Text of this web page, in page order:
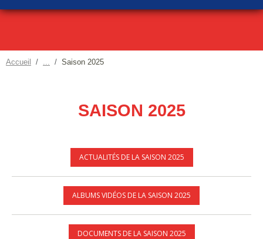
Accueil Saison 2025
SAISON 2025
ACTUALITÉS DE LA SAISON 2025
ALBUMS VIDÉOS DE LA SAISON 2025
DOCUMENTS DE LA SAISON 2025